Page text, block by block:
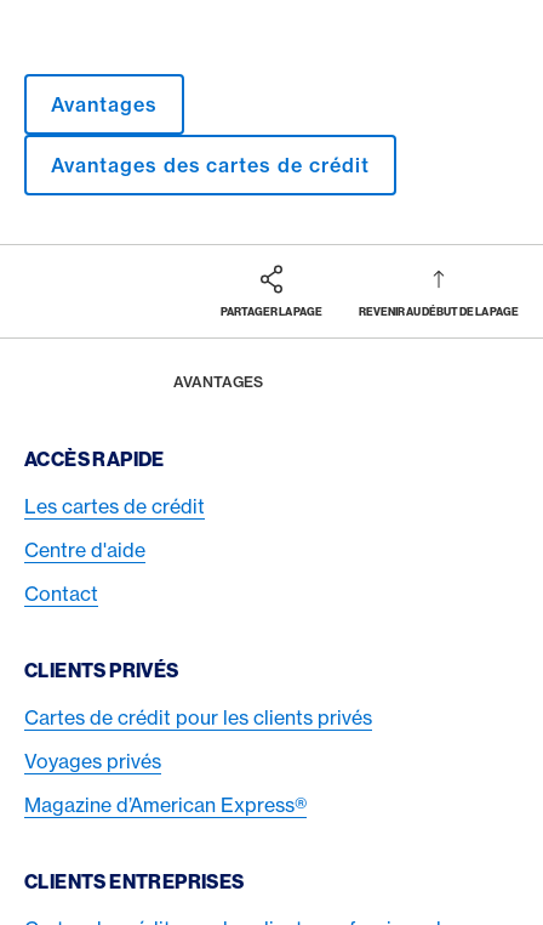
Avantages
Avantages des cartes de crédit
PARTAGER LA PAGE REVENIR AU DÉBUT DE LA PAGE
Footer
AVANTAGES
Footer Navigation
ACCÈS RAPIDE
Les cartes de crédit
Centre d'aide
Contact
CLIENTS PRIVÉS
Cartes de crédit pour les clients privés
Voyages privés
Magazine d’American Express®
CLIENTS ENTREPRISES